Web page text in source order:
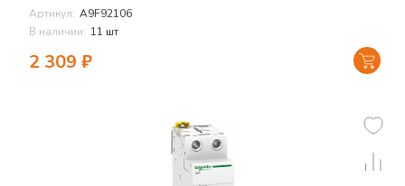
Артикул: A9F92106
В наличии: 11 шт
2 309 ₽